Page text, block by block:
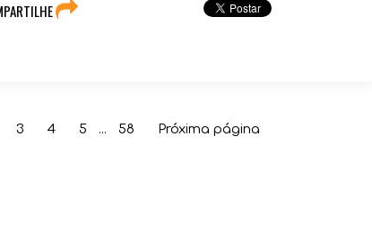
3 4 5 ... 58 Próxima página